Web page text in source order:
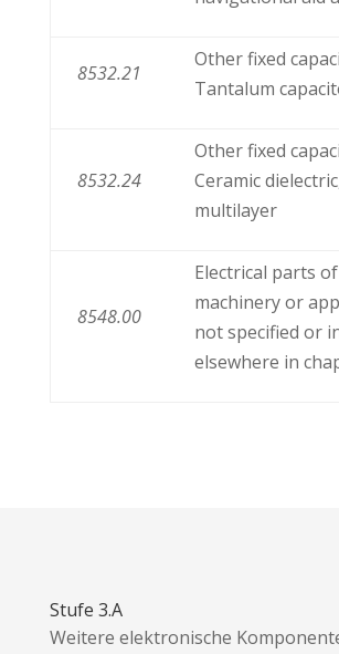
8532.21
Other fixed
Tantalum
8532.24
Other fixed
Ceramic
multilayer
8548.00
Electrical parts of
machinery or
not specified or
elsewhere in
Stufe 3.A
Weitere elektronische